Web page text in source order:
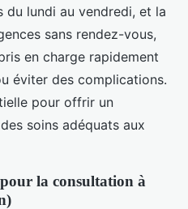
du lundi au vendredi, et la
sans rendez-vous,
en charge rapidement
éviter des complications.
pour offrir un
soins adéquats aux
la consultation à